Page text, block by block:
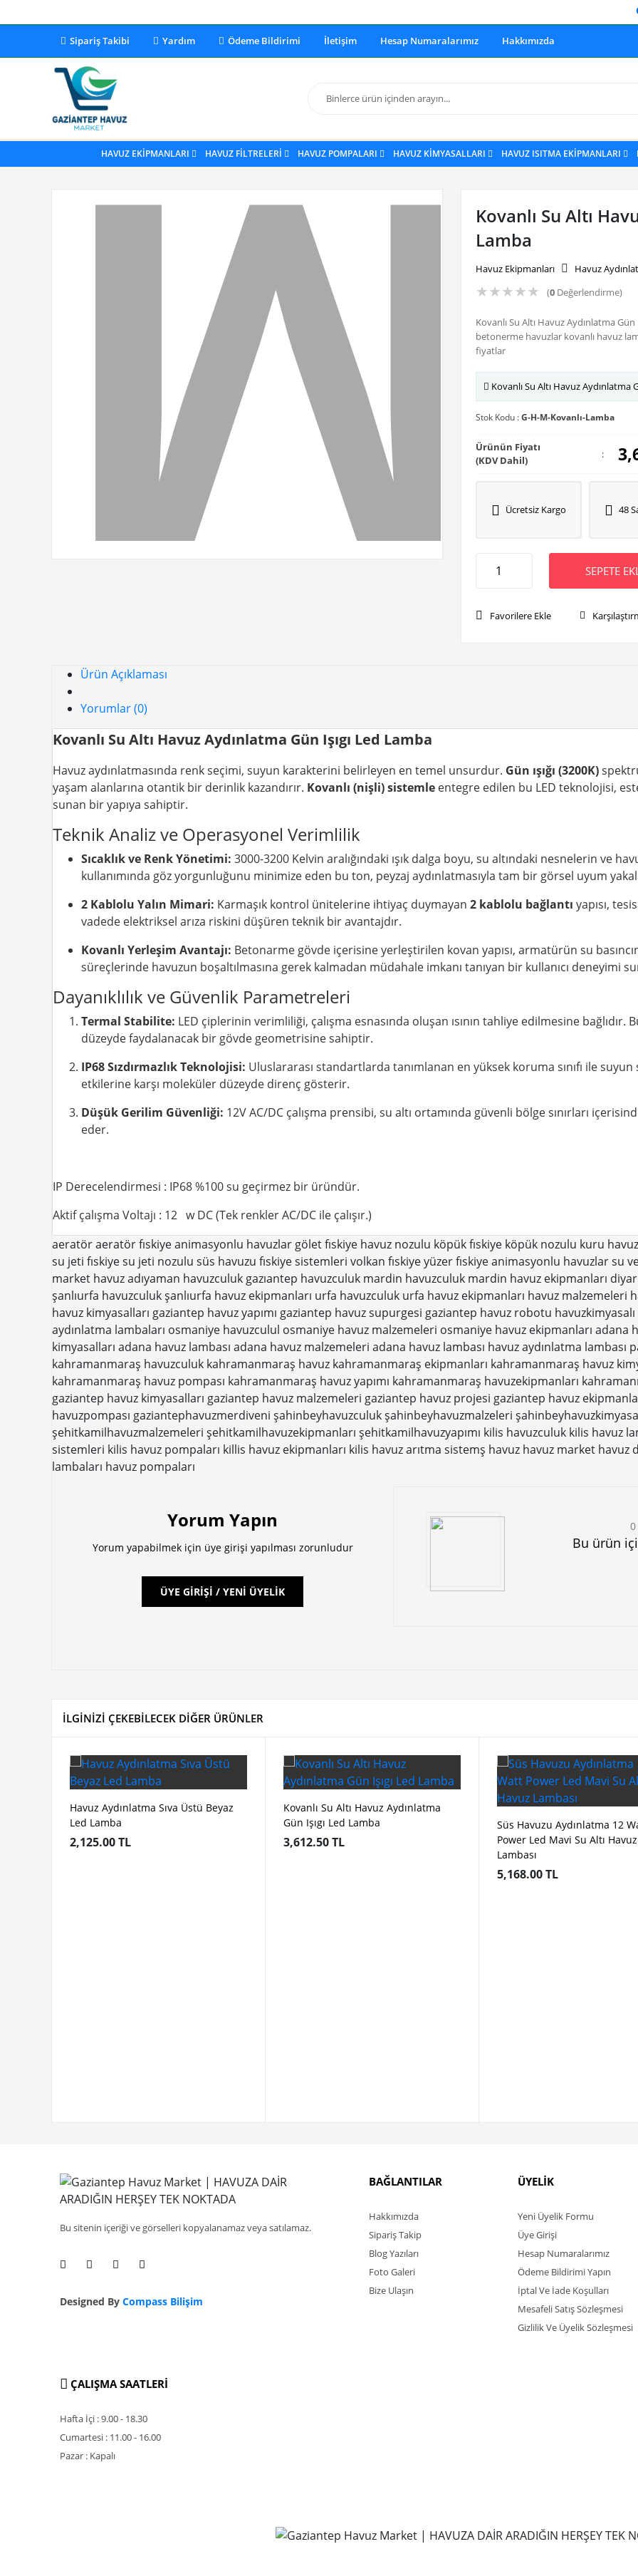
Sipariş Takibi Yardım Ödeme Bildirimi İletişim Hesap Numaralarımız Hakkımızda
HAVUZ EKİPMANLARI HAVUZ FİLTRELERİ HAVUZ POMPALARI HAVUZ KİMYASALLARI HAVUZ ISITMA EKİPMANLARI
Kovanlı Su Altı
Lamba
Havuz Ekipmanları Havuz
★★★★★ (0 Değerlendirme)
Kovanlı Su Altı Havuz Aydınlatma
betonerme havuzlar kovanlı havuz
fiyatlar
Kovanlı Su Altı Havuz Aydınlatma
Stok Kodu :G-H-M-Kovanlı-Lamba
Ürünün Fiyatı
(KDV Dahil)
:
Ücretsiz Kargo 48
SEPETE
Favorilere Ekle
Ürün Açıklaması
Yorumlar (0)
Kovanlı Su Altı Havuz Aydınlatma Gün Işıgı Led Lamba
Havuz aydınlatmasında renk seçimi, suyun karakterini belirleyen en temel unsurdur. Gün ışığı (3200K)
yaşam alanlarına otantik bir derinlik kazandırır. Kovanlı (nişli) sistemle entegre edilen bu LED teknolojisi,
sunan bir yapıya sahiptir.
Teknik Analiz ve Operasyonel Verimlilik
Sıcaklık ve Renk Yönetimi: 3000-3200 Kelvin aralığındaki ışık dalga boyu, su altındaki nesnelerin ve
kullanımında göz yorgunluğunu minimize eden bu ton, peyzaj aydınlatmasıyla tam bir görsel uyum
2 Kablolu Yalın Mimari: Karmaşık kontrol ünitelerine ihtiyaç duymayan 2 kablolu bağlantı yapısı,
vadede elektriksel arıza riskini düşüren teknik bir avantajdır.
Kovanlı Yerleşim Avantajı: Betonarme gövde içerisine yerleştirilen kovan yapısı, armatürün su
süreçlerinde havuzun boşaltılmasına gerek kalmadan müdahale imkanı tanıyan bir kullanıcı deneyimi
Dayanıklılık ve Güvenlik Parametreleri
Termal Stabilite: LED çiplerinin verimliliği, çalışma esnasında oluşan ısının tahliye edilmesine
düzeyde faydalanacak bir gövde geometrisine sahiptir.
IP68 Sızdırmazlık Teknolojisi: Uluslararası standartlarda tanımlanan en yüksek koruma sınıfı ile suyun
etkilerine karşı moleküler düzeyde direnç gösterir.
Düşük Gerilim Güvenliği: 12V AC/DC çalışma prensibi, su altı ortamında güvenli bölge sınırları
eder.
IP Derecelendirmesi : IP68 %100 su geçirmez bir üründür.
Aktif çalışma Voltajı : 12 w DC (Tek renkler AC/DC ile çalışır.)
aeratöraeratör fıskiyeanimasyonlu havuzlar gölet fıskiye havuz nozulu köpük fıskiye köpük nozulu kuru
su jeti fıskiyesu jeti nozulu süs havuzu fıskiye sistemleri volkan fıskiyeyüzer fıskiyeanimasyonlu havuzlar su
market havuz adıyaman havuzculuk gazıantep havuzculuk mardin havuzculuk mardin havuz ekipmanları
şanlıurfa havuzculuk şanlıurfa havuz ekipmanları urfa havuzculuk urfa havuz ekipmanları havuz malzemeleri
havuz kimyasalları gaziantep havuz yapımı gaziantep havuz supurgesi gaziantep havuz robotu
aydınlatma lambaları osmaniye havuzculul osmaniye havuz malzemeleri osmaniye havuz ekipmanları adana
kimyasalları adana havuz lambası adana havuz malzemeleri adana havuz lambası havuz aydınlatma lambası
kahramanmaraş havuzculuk kahramanmaraş havuz kahramanmaraş ekipmanları kahramanmaraş havuz
kahramanmaraş havuz pompası kahramanmaraş havuz yapımı kahramanmaraş havuzekipmanları
gaziantep havuz kimyasalları gaziantep havuz malzemeleri gaziantep havuz projesi gaziantep havuz
havuzpompası gaziantephavuzmerdiveni şahinbeyhavuzculukşahinbeyhavuzmalzeleri
şehitkamilhavuzmalzemeleri şehitkamilhavuzekipmanları şehitkamilhavuzyapımı kilis havuzculuk kilis havuz
sistemleri kilis havuz pompaları killis havuz ekipmanları kilis havuz arıtma sistemş havuz havuz market havuz
lambaları havuz pompaları
Yorum Yapın
Yorum yapabilmek için üye girişi yapılması zorunludur
ÜYE GİRİŞİ / YENİ ÜYELİK
Bu ürün
İLGİNİZİ ÇEKEBİLECEK DİĞER ÜRÜNLER
Havuz Aydınlatma Sıva Üstü Beyaz
Led Lamba
2,125.00 TL
Kovanlı Su Altı Havuz Aydınlatma
Gün Işıgı Led Lamba
3,612.50 TL
Süs Havuzu Aydınlatma 12
Power Led Mavi Su Altı Havuz
Lambası
5,168.00 TL
Bu sitenin içeriği ve görselleri kopyalanamaz veya satılamaz.
Designed By Compass Bilişim
BAĞLANTILAR
Hakkımızda
Sipariş Takip
Blog Yazıları
Foto Galeri
Bize Ulaşın
ÜYELİK
Yeni Üyelik Formu
Üye Girişi
Hesap Numaralarımız
Ödeme Bildirimi Yapın
İptal Ve İade Koşulları
Mesafeli Satış Sözleşmesi
Gizlilik Ve Üyelik Sözleşmesi
ÇALIŞMA SAATLERİ
Hafta İçi : 9.00 - 18.30
Cumartesi : 11.00 - 16.00
Pazar : Kapalı